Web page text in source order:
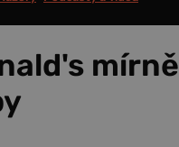
mírně